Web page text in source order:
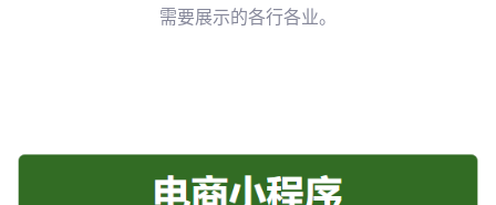
需要展示的各行各业。